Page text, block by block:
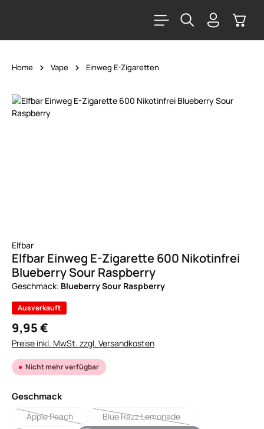
Home Vape Einweg E-Zigaretten
Bildergalerie überspringen
Elfbar
Elfbar Einweg E-Zigarette 600 Nikotinfrei
Blueberry Sour Raspberry
Geschmack: Blueberry Sour Raspberry
Ausverkauft
9,95 €
Preise inkl. MwSt. zzgl. Versandkosten
Nicht mehr verfügbar
Geschmackauswählen
Apple Peach
(Diese Option ist zurzeit nicht verfügbar.)
Blue Razz Lemonade
(Diese Option ist zurzeit nicht